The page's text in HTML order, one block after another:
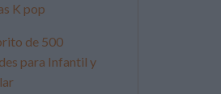
K pop
de 500
para Infantil y